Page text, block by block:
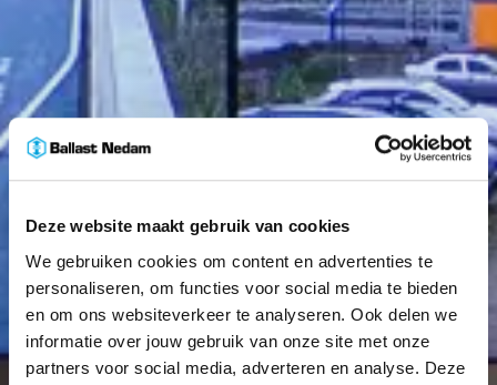
Deze website maakt gebruik van cookies
We gebruiken cookies om content en advertenties te
personaliseren, om functies voor social media te bieden
en om ons websiteverkeer te analyseren. Ook delen we
informatie over jouw gebruik van onze site met onze
partners voor social media, adverteren en analyse. Deze